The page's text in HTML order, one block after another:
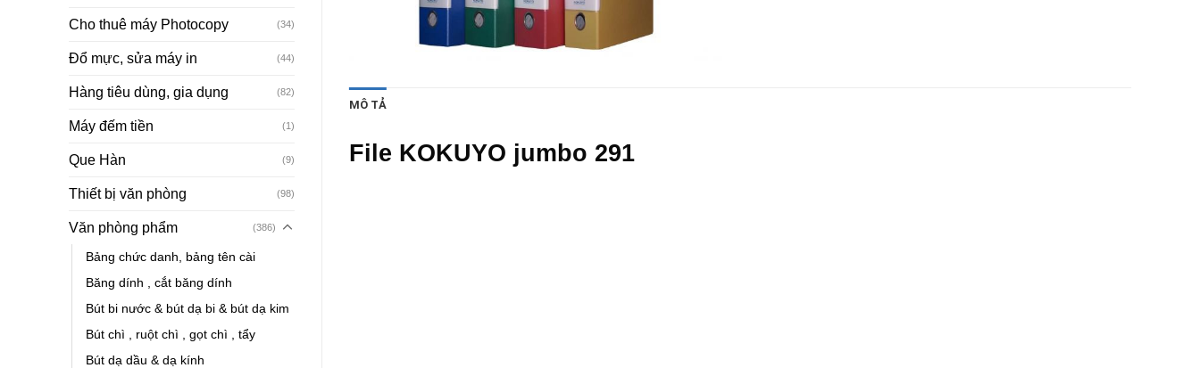
Cho thuê máy Photocopy (34)
Đổ mực, sửa máy in (44)
Hàng tiêu dùng, gia dụng (82)
Máy đếm tiền (1)
Que Hàn (9)
Thiết bị văn phòng (98)
Văn phòng phẩm (386)
Bảng chức danh, bảng tên cài
Băng dính , cắt băng dính
Bút bi nước & bút dạ bi & bút dạ kim
Bút chì , ruột chì , gọt chì , tẩy
Bút dạ dầu & dạ kính
MÔ TẢ
File KOKUYO jumbo 291